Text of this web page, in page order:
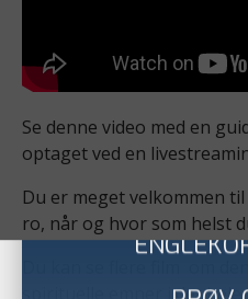
Se denne video med en
optaget ved en
Du er meget velkommen
ro, når og hvor som helst
spirituelle emner i det hele